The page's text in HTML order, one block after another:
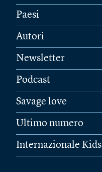
Paesi
Autori
Newsletter
Podcast
Savage love
Ultimo numero
Internazionale Kids